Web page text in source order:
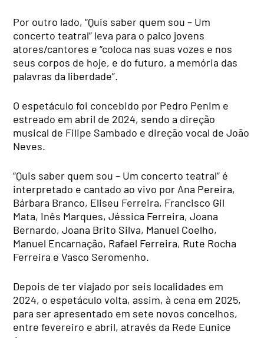
Por outro lado, “Quis saber quem sou – Um
concerto teatral” leva para o palco jovens
atores/cantores e “coloca nas suas vozes e nos
seus corpos de hoje, e do futuro, a memória das
palavras da liberdade”.
O espetáculo foi concebido por Pedro Penim e
estreado em abril de 2024, sendo a direção
musical de Filipe Sambado e direção vocal de João
Neves.
“Quis saber quem sou – Um concerto teatral” é
interpretado e cantado ao vivo por Ana Pereira,
Bárbara Branco, Eliseu Ferreira, Francisco Gil
Mata, Inês Marques, Jéssica Ferreira, Joana
Bernardo, Joana Brito Silva, Manuel Coelho,
Manuel Encarnação, Rafael Ferreira, Rute Rocha
Ferreira e Vasco Seromenho.
Depois de ter viajado por seis localidades em
2024, o espetáculo volta, assim, à cena em 2025,
para ser apresentado em sete novos concelhos,
entre fevereiro e abril, através da Rede Eunice